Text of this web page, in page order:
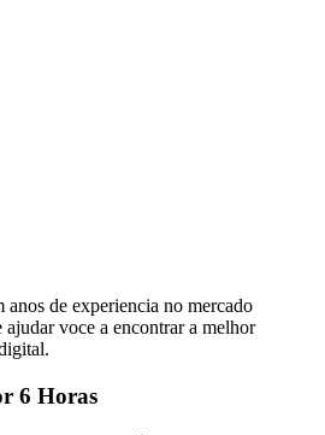
de experiencia no mercado
voce a encontrar a melhor
6 Horas